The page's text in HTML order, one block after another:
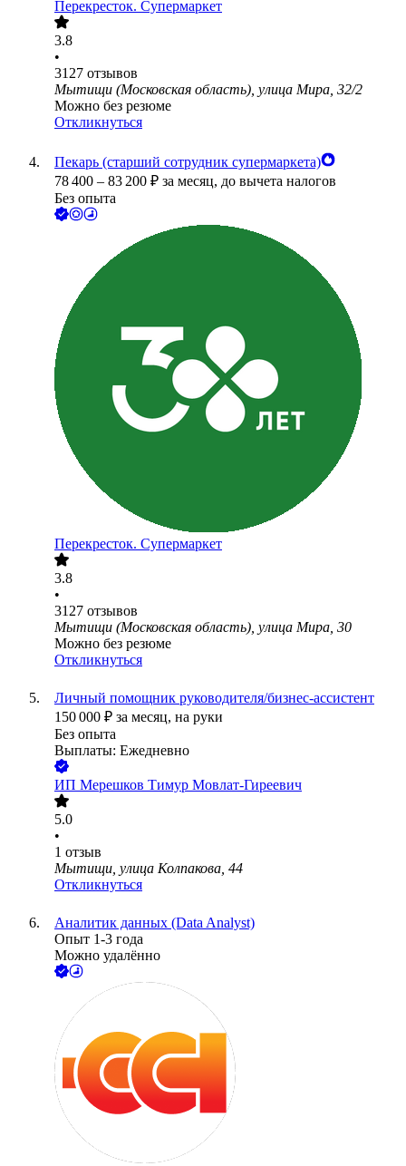
Перекресток. Супермаркет
3.8
•
3127 отзывов
Мытищи (Московская область), улица Мира, 32/2
Можно без резюме
Откликнуться
Пекарь (старший сотрудник супермаркета)
78 400 – 83 200 ₽ за месяц, до вычета налогов
Без опыта
Перекресток. Супермаркет
3.8
•
3127 отзывов
Мытищи (Московская область), улица Мира, 30
Можно без резюме
Откликнуться
Личный помощник руководителя/бизнес-ассистент
150 000 ₽ за месяц, на руки
Без опыта
Выплаты: Ежедневно
ИП Мерешков Тимур Мовлат-Гиреевич
5.0
•
1 отзыв
Мытищи, улица Колпакова, 44
Откликнуться
Аналитик данных (Data Analyst)
Опыт 1-3 года
Можно удалённо